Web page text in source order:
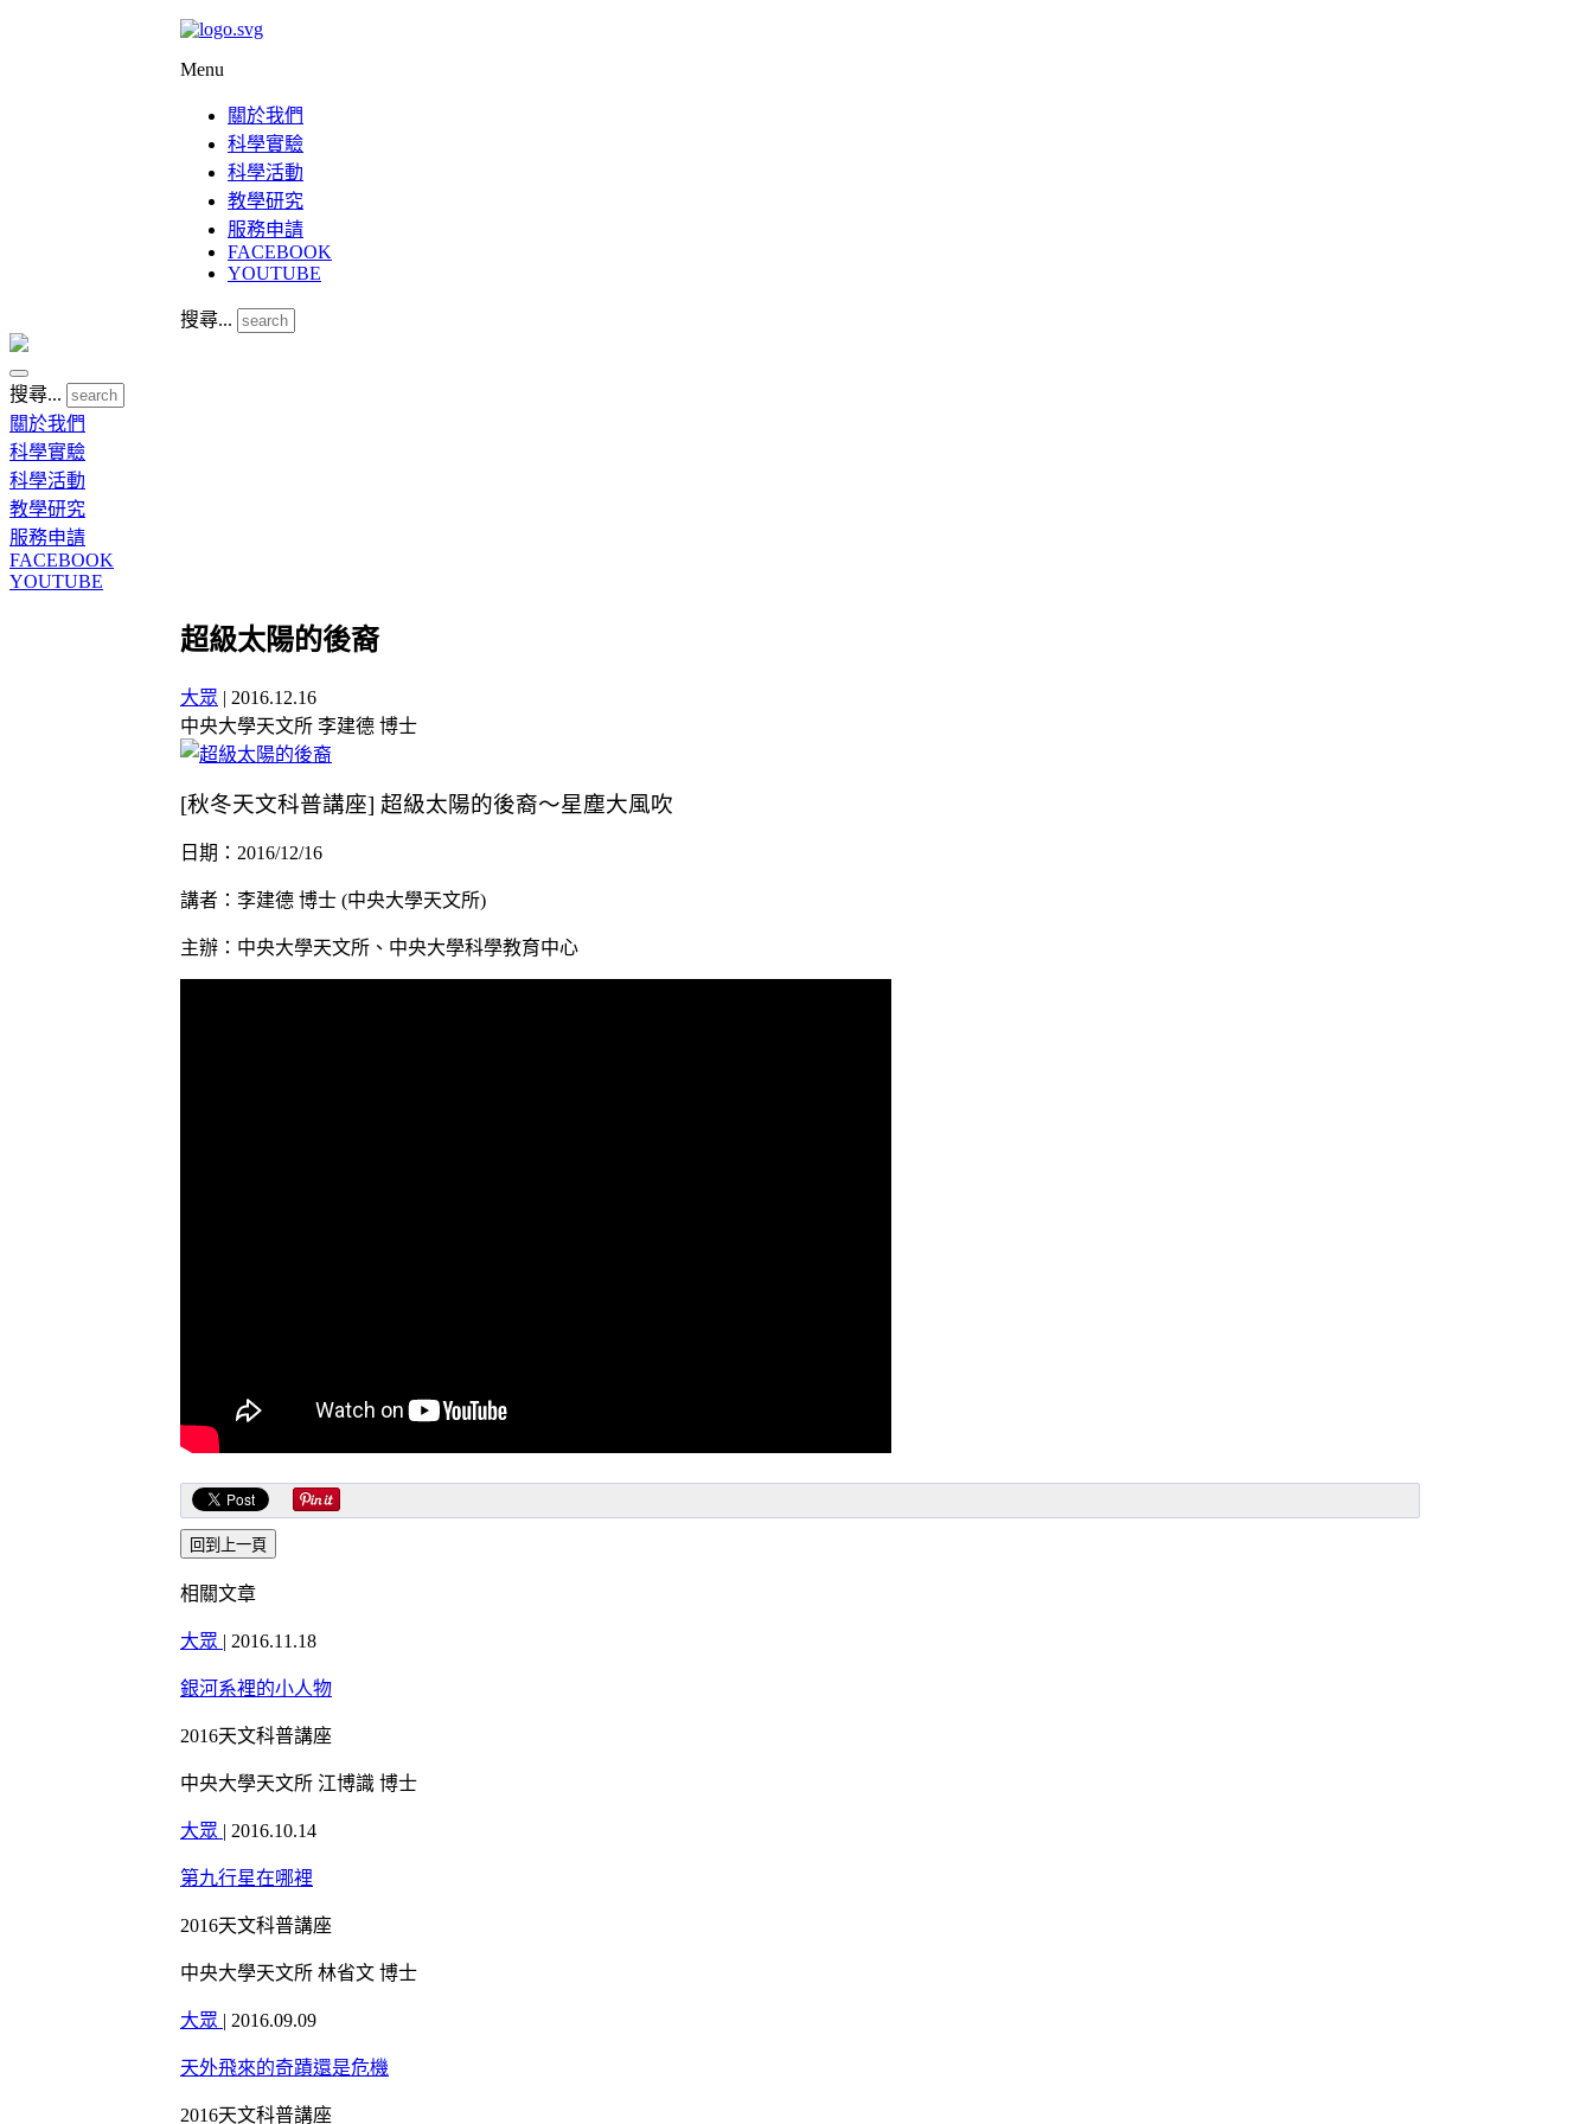
Menu
關於我們
科學實驗
科學活動
教學研究
服務申請
FACEBOOK
YOUTUBE
搜尋...
搜尋...
關於我們
科學實驗
科學活動
教學研究
服務申請
FACEBOOK
YOUTUBE
超級太陽的後裔
大眾 | 2016.12.16
中央大學天文所 李建德 博士
[秋冬天文科普講座] 超級太陽的後裔～星塵大風吹
日期：2016/12/16
講者：李建德 博士 (中央大學天文所)
主辦：中央大學天文所、中央大學科學教育中心
相關文章
大眾 | 2016.11.18
銀河系裡的小人物
2016天文科普講座
中央大學天文所 江博識 博士
大眾 | 2016.10.14
第九行星在哪裡
2016天文科普講座
中央大學天文所 林省文 博士
大眾 | 2016.09.09
天外飛來的奇蹟還是危機
2016天文科普講座